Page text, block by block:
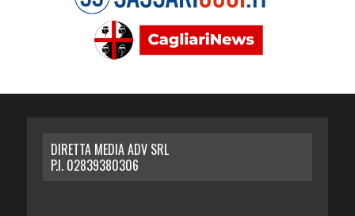
DIRETTA MEDIA ADV SRL
P.I. 02839380306